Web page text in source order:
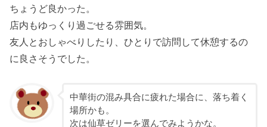
ちょうど良かった。
店内もゆっくり過ごせる雰囲気。
友人とおしゃべりしたり、ひとりで訪問して休憩するの
に良さそうでした。
中華街の混み具合に疲れた場合に、落ち着く
場所かも。
次は仙草ゼリーを選んでみようかな。